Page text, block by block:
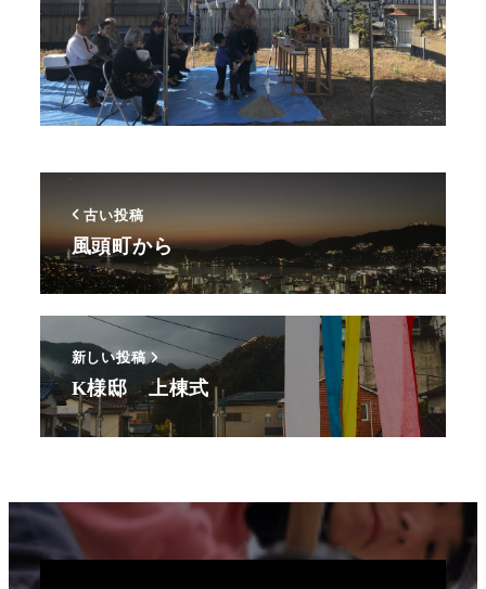
古い投稿
風頭町から
新しい投稿
K様邸 上棟式